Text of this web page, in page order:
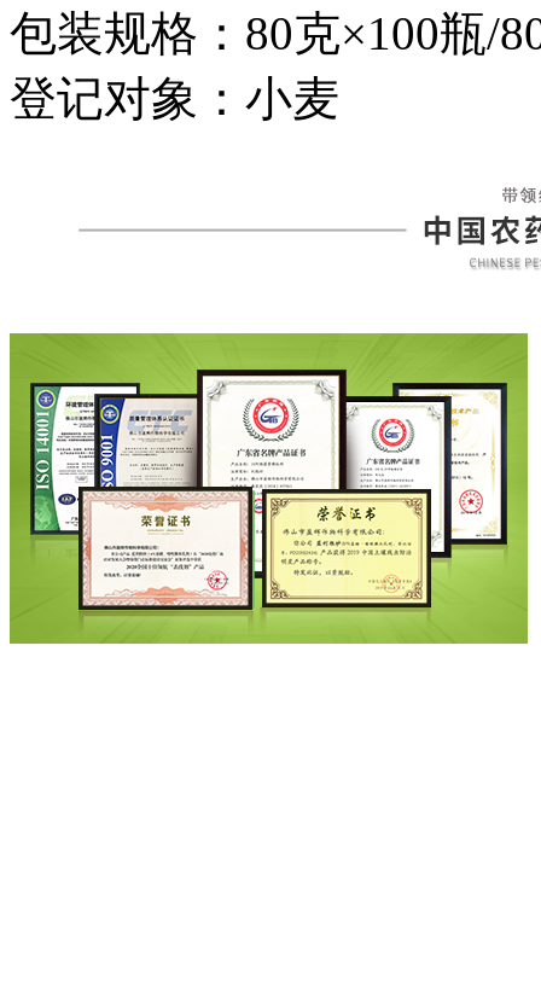
包装规格：80克×100瓶/
登记对象：小麦